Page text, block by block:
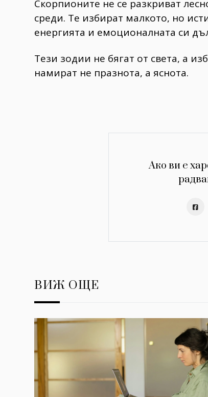
Скорпионите не се разкриват
среди. Те избират малкото, но
енергията и емоционалната си
Тези зодии не бягат от света, а
намират не празнота, а яснота.
Ако ви е
ВИЖ ОЩЕ